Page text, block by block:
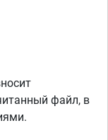
файл, в